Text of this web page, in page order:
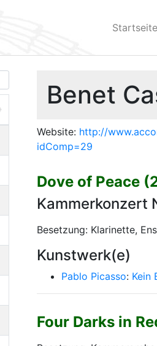
Startseite
Benet
Website: http://
idComp=29
Dove of Peace
Kammerkonzert
Besetzung: Klarinette,
Kunstwerk(e)
Pablo Picasso: Kein
Four Darks in